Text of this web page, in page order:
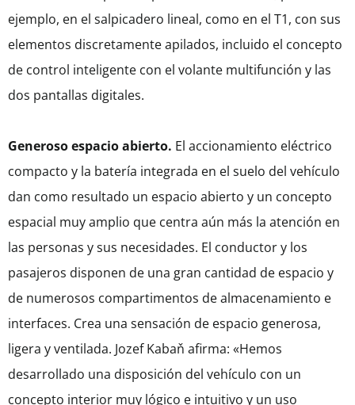
ejemplo, en el salpicadero lineal, como en el T1, con sus
elementos discretamente apilados, incluido el concepto
de control inteligente con el volante multifunción y las
dos pantallas digitales.
Generoso espacio abierto. El accionamiento eléctrico
compacto y la batería integrada en el suelo del vehículo
dan como resultado un espacio abierto y un concepto
espacial muy amplio que centra aún más la atención en
las personas y sus necesidades. El conductor y los
pasajeros disponen de una gran cantidad de espacio y
de numerosos compartimentos de almacenamiento e
interfaces. Crea una sensación de espacio generosa,
ligera y ventilada. Jozef Kabaň afirma: «Hemos
desarrollado una disposición del vehículo con un
concepto interior muy lógico e intuitivo y un uso